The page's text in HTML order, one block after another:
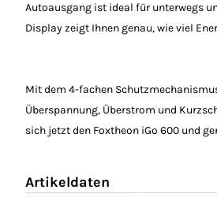
Autoausgang ist ideal für unterwegs
Display zeigt Ihnen genau, wie viel
Mit dem 4-fachen
Überspannung, Überstrom und
sich jetzt den Foxtheon iGo 600 und
Artikeldaten